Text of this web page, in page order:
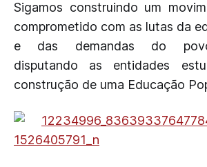
Sigamos construindo um
comprometido com as lutas da
e das demandas do
disputando as entidades
construção de uma Educação